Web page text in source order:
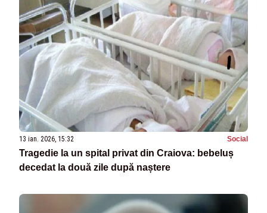
13 ian. 2026, 15:32 Social
Tragedie la un spital privat din Craiova: bebeluș
decedat la două zile după naștere